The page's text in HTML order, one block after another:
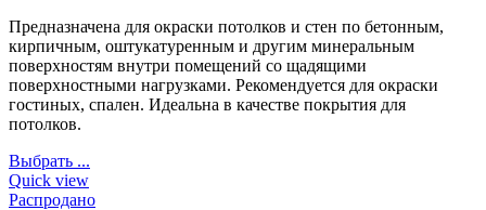
Предназначена для окраски потолков и стен по бетонным,
кирпичным, оштукатуренным и другим минеральным
поверхностям внутри помещений со щадящими
поверхностными нагрузками. Рекомендуется для окраски
гостиных, спален. Идеальна в качестве покрытия для
потолков.
Выбрать ...
Quick view
Распродано